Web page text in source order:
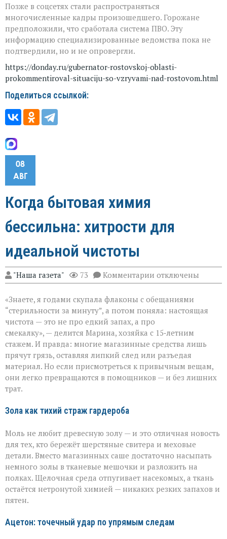
Позже в соцсетях стали распространяться
многочисленные кадры произошедшего. Горожане
предположили, что сработала система ПВО. Эту
информацию специализированные ведомства пока не
подтвердили, но и не опровергли.
https://donday.ru/gubernator-rostovskoj-oblasti-
prokommentiroval-situaciju-so-vzryvami-nad-rostovom.html
Поделиться ссылкой:
08
АВГ
Когда бытовая химия
бессильна: хитрости для
идеальной чистоты
"Наша газета" 73 Комментарии к
записи
бытовая
химия
хитрости
для
идеальной
чистоты
отключены
«Знаете, я годами скупала флаконы с обещаниями
“стерильности за минуту”, а потом поняла: настоящая
чистота — это не про едкий запах, а про
смекалку», — делится Марина, хозяйка с 15‑летним
стажем. И правда: многие магазинные средства лишь
прячут грязь, оставляя липкий след или разъедая
материал. Но если присмотреться к привычным вещам,
они легко превращаются в помощников — и без лишних
трат.
Зола как тихий страж гардероба
Моль не любит древесную золу — и это отличная новость
для тех, кто бережёт шерстяные свитера и меховые
детали. Вместо магазинных саше достаточно насыпать
немного золы в тканевые мешочки и разложить на
полках. Щелочная среда отпугивает насекомых, а ткань
остаётся нетронутой химией — никаких резких запахов и
пятен.
Ацетон: точечный удар по упрямым следам